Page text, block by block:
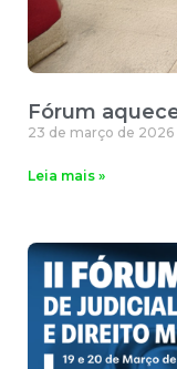
Fórum
23 de março de 2026
Leia mais »